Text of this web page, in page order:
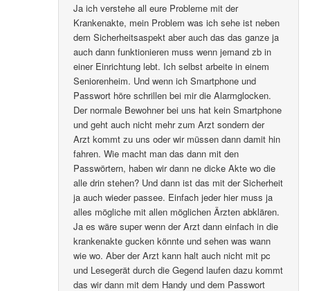
Ja ich verstehe all eure Probleme mit der
Krankenakte, mein Problem was ich sehe ist neben
dem Sicherheitsaspekt aber auch das das ganze ja
auch dann funktionieren muss wenn jemand zb in
einer Einrichtung lebt. Ich selbst arbeite in einem
Seniorenheim. Und wenn ich Smartphone und
Passwort höre schrillen bei mir die Alarmglocken.
Der normale Bewohner bei uns hat kein Smartphone
und geht auch nicht mehr zum Arzt sondern der
Arzt kommt zu uns oder wir müssen dann damit hin
fahren. Wie macht man das dann mit den
Passwörtern, haben wir dann ne dicke Akte wo die
alle drin stehen? Und dann ist das mit der Sicherheit
ja auch wieder passee. Einfach jeder hier muss ja
alles mögliche mit allen möglichen Ärzten abklären.
Ja es wäre super wenn der Arzt dann einfach in die
krankenakte gucken könnte und sehen was wann
wie wo. Aber der Arzt kann halt auch nicht mit pc
und Lesegerät durch die Gegend laufen dazu kommt
das wir dann mit dem Handy und dem Passwort